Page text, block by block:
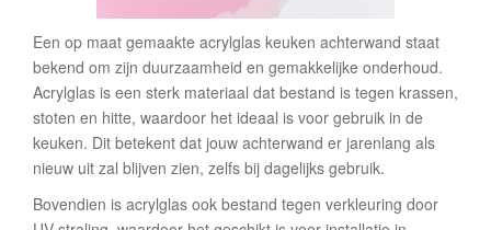
Een op maat gemaakte acrylglas keuken achterwand staat
bekend om zijn duurzaamheid en gemakkelijke onderhoud.
Acrylglas is een sterk materiaal dat bestand is tegen krassen,
stoten en hitte, waardoor het ideaal is voor gebruik in de
keuken. Dit betekent dat jouw achterwand er jarenlang als
nieuw uit zal blijven zien, zelfs bij dagelijks gebruik.
Bovendien is acrylglas ook bestand tegen verkleuring door